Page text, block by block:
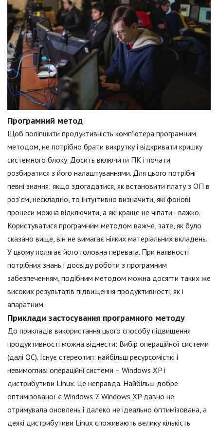
Програмний метод
Щоб поліпшити продуктивність комп'ютера програмним
методом, не потрібно брати викрутку і відкривати кришку
системного блоку. Досить включити ПК і почати
розбиратися з його налаштуваннями. Для цього потрібні
певні знання: якщо здогадатися, як встановити плату з ОП в
роз'єм, нескладно, то інтуїтивно визначити, які фонові
процеси можна відключити, а які краще не чіпати - важко.
Користуватися програмним методом важче, зате, як було
сказано вище, він не вимагає ніяких матеріальних вкладень.
У цьому полягає його головна перевага. При наявності
потрібних знань і досвіду роботи з програмним
забезпеченням, подібним методом можна досягти таких же
високих результатів підвищення продуктивності, як і
апаратним.
Приклади застосування програмного методу
До прикладів використання цього способу підвищення
продуктивності можна віднести: Вибір операційної системи
(далі ОС). Існує стереотип: найбільш ресурсомісткі і
невимогливі операційні системи – Windows XP і
дистрибутиви Linux. Це неправда. Найбільш добре
оптимізованої є Windows 7. Windows XP давно не
отримувала оновлень і далеко не ідеально оптимізована, а
деякі дистрибутиви Linux споживають велику кількість